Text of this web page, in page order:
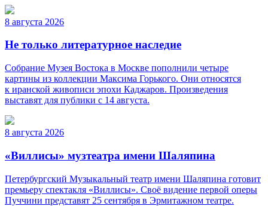
8 августа 2026
Не только литературное наследие
Собрание Музея Востока в Москве пополнили четыре
картины из коллекции Максима Горького. Они относятся
к иранской живописи эпохи Каджаров. Произведения
выставят для публики с 14 августа.
8 августа 2026
«Виллисы» музтеатра имени Шаляпина
Петербургский Музыкальный театр имени Шаляпина готовит
премьеру спектакля «Виллисы». Своё видение первой оперы
Пуччини представят 25 сентября в Эрмитажном театре.